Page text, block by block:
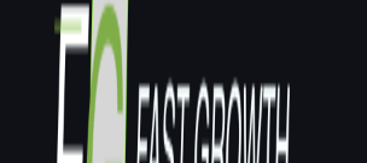
Pourquoi ces trois
sont-ils toujours
Par où commencer